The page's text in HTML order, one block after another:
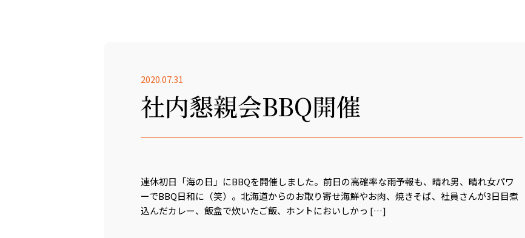
2020.07.31
社内懇親会BBQ開催
連休初日「海の日」にBBQを開催しました。前日の高確率な雨予報も、晴れ男、晴れ女パワ
ーでBBQ日和に（笑）。北海道からのお取り寄せ海鮮やお肉、焼きそば、社員さんが3日目煮
込んだカレー、飯盒で炊いたご飯、ホントにおいしかっ […]